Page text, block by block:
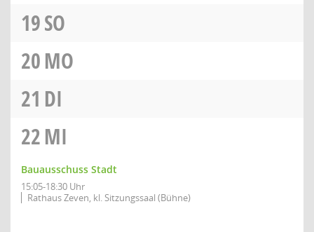
19SO
20MO
21 DI
22MI
Bauausschuss Stadt
15:05-18:30 Uhr
Rathaus Zeven, kl. Sitzungssaal (Bühne)